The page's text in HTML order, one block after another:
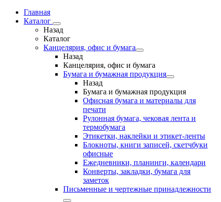
Главная
Каталог
Назад
Каталог
Канцелярия, офис и бумага
Назад
Канцелярия, офис и бумага
Бумага и бумажная продукция
Назад
Бумага и бумажная продукция
Офисная бумага и материалы для
печати
Рулонная бумага, чековая лента и
термобумага
Этикетки, наклейки и этикет-ленты
Блокноты, книги записей, скетчбуки
офисные
Ежедневники, планинги, календари
Конверты, закладки, бумага для
заметок
Письменные и чертежные принадлежности